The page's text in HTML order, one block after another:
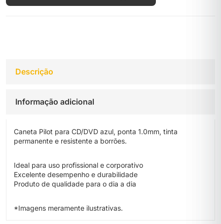
Descrição
Informação adicional
Caneta Pilot para CD/DVD azul, ponta 1.0mm, tinta
permanente e resistente a borrões.
Ideal para uso profissional e corporativo
Excelente desempenho e durabilidade
Produto de qualidade para o dia a dia
*Imagens meramente ilustrativas.